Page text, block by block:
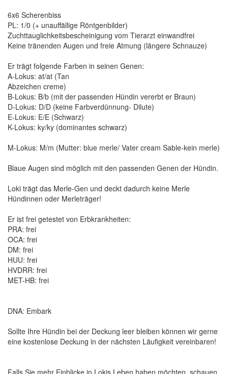
6x6 Scherenbiss
PL: 1/0 (+ unauffällige Röntgenbilder)
Zuchttauglichkeitsbescheinigung vom Tierarzt einwandfrei
Keine tränenden Augen und freie Atmung (längere Schnauze)
Er trägt folgende Farben in seinen Genen:
A-Lokus: at/at (Tan
Abzeichen creme)
B-Lokus: B/b (mit der passenden Hündin vererbt er Braun)
D-Lokus: D/D (keine Farbverdünnung- Dilute)
E-Lokus: E/E (Schwarz)
K-Lokus: ky/ky (dominantes schwarz)
M-Lokus: M/m (Mutter: blue merle/ Vater cream Sable-kein merle)
Blaue Augen sind möglich mit den passenden Genen der Hündin.
Loki trägt das Merle-Gen und deckt dadurch keine Merle
Hündinnen oder Merleträger!
Er ist frei getestet von Erbkrankheiten:
PRA: frei
OCA: frei
DM: frei
HUU: frei
HVDRR: frei
MET-HB: frei
DNA: Embark
Sollte Ihre Hündin bei der Deckung leer bleiben können wir gerne
eine kostenlose Deckung in der nächsten Läufigkeit vereinbaren!
Falls Sie mehr Einblicke in Lokis Leben haben möchten, schauen